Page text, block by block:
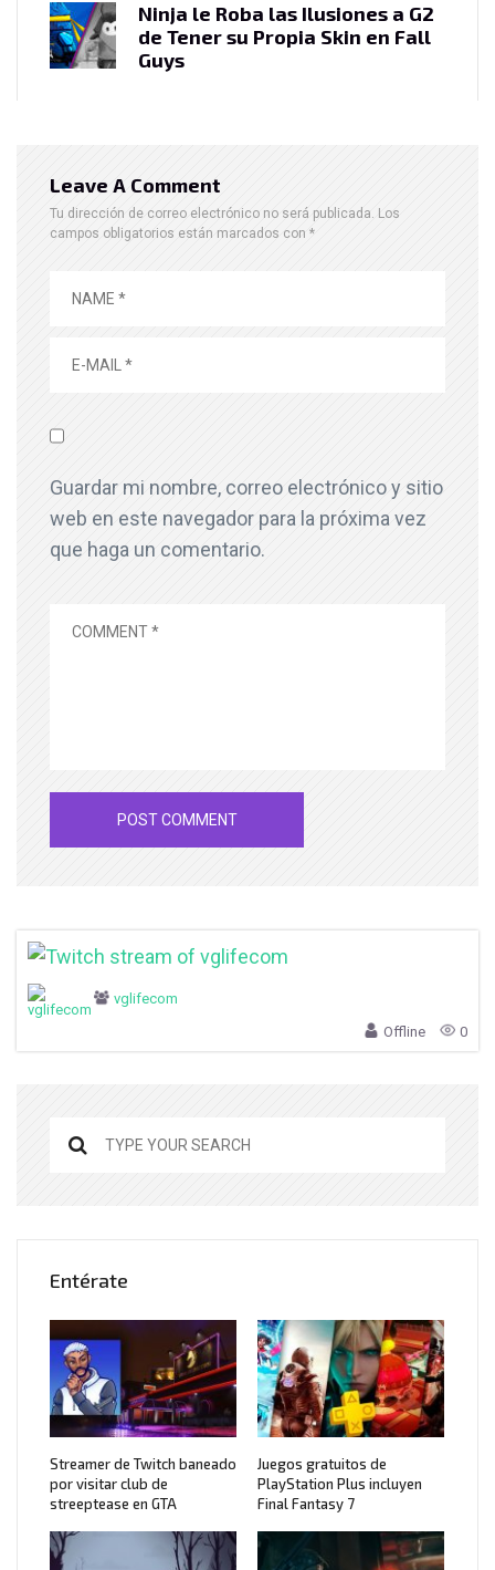
Ninja le Roba las Ilusiones a G2
de Tener su Propia Skin en Fall
Guys
Leave A Comment
Tu dirección de correo electrónico no será publicada. Los
campos obligatorios están marcados con *
Guardar mi nombre, correo electrónico y sitio
web en este navegador para la próxima vez
que haga un comentario.
vglifecom
Offline 0
Entérate
Streamer de Twitch baneado
por visitar club de
streeptease en GTA
Juegos gratuitos de
PlayStation Plus incluyen
Final Fantasy 7